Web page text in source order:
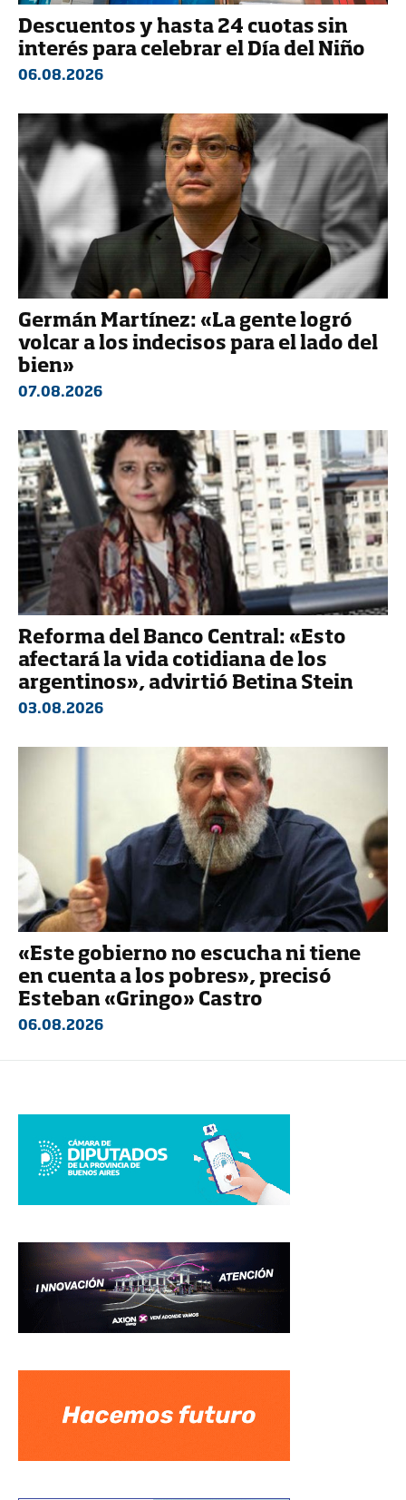
Descuentos y hasta 24 cuotas sin
interés para celebrar el Día del Niño
06.08.2026
Germán Martínez: «La gente logró
volcar a los indecisos para el lado del
bien»
07.08.2026
Reforma del Banco Central: «Esto
afectará la vida cotidiana de los
argentinos», advirtió Betina Stein
03.08.2026
«Este gobierno no escucha ni tiene
en cuenta a los pobres», precisó
Esteban «Gringo» Castro
06.08.2026